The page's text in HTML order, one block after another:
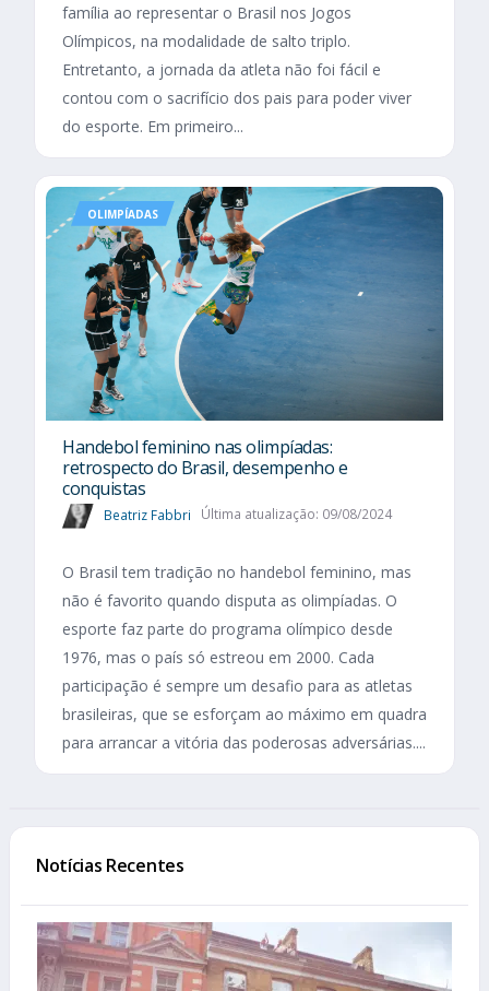
família ao representar o Brasil nos Jogos
Olímpicos, na modalidade de salto triplo.
Entretanto, a jornada da atleta não foi fácil e
contou com o sacrifício dos pais para poder viver
do esporte. Em primeiro...
OLIMPÍADAS
Handebol feminino nas olimpíadas:
retrospecto do Brasil, desempenho e
conquistas
Beatriz Fabbri Última atualização: 09/08/2024
O Brasil tem tradição no handebol feminino, mas
não é favorito quando disputa as olimpíadas. O
esporte faz parte do programa olímpico desde
1976, mas o país só estreou em 2000. Cada
participação é sempre um desafio para as atletas
brasileiras, que se esforçam ao máximo em quadra
para arrancar a vitória das poderosas adversárias....
Notícias Recentes